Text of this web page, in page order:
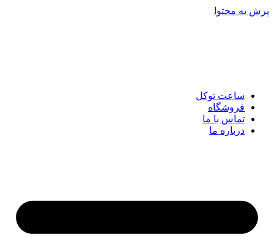
پرش به محتوا
ساعت توکل
فروشگاه
تماس با ما
درباره ما